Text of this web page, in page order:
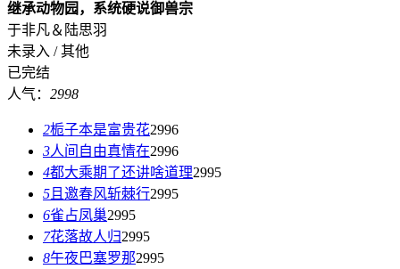
继承动物园，系统硬说御兽宗
于非凡＆陆思羽
未录入 / 其他
已完结
人气： 2998
2栀子本是富贵花2996
3人间自由真情在2996
4都大乘期了还讲啥道理2995
5且邀春风斩棘行2995
6雀占凤巢2995
7花落故人归2995
8午夜巴塞罗那2995